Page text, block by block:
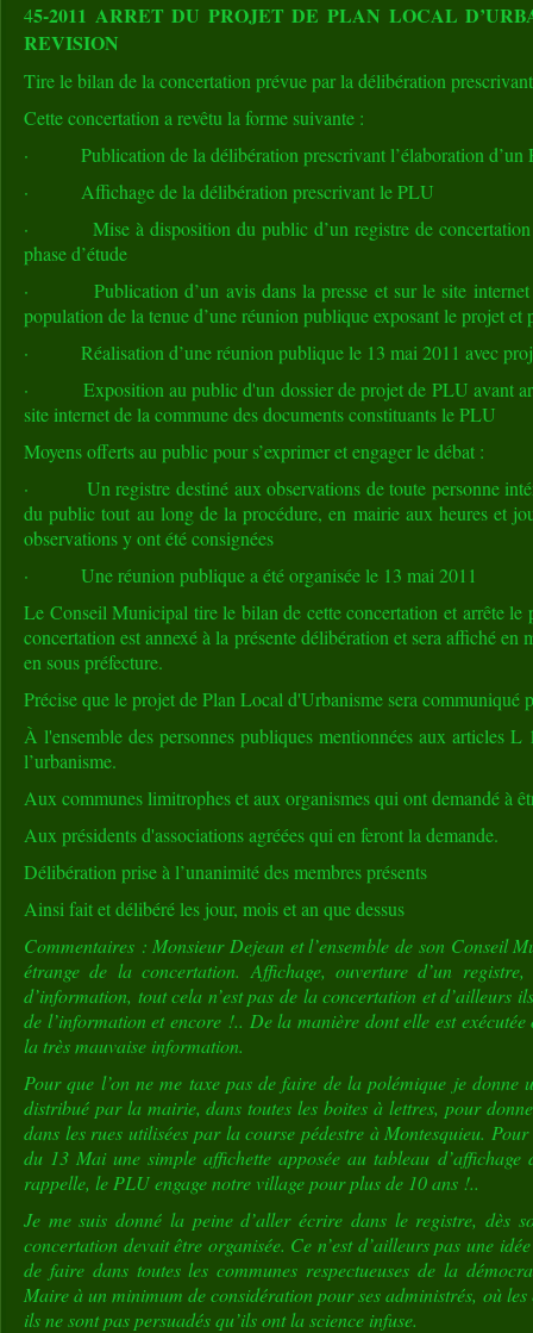
45-2011 ARRET DU PROJET DE PLAN LOCAL
REVISION
Tire le bilan de la concertation prévue par la délibération
Cette concertation a revêtu la forme suivante :
· Publication de la délibération prescrivant l’élaboration d’un
· Affichage de la délibération prescrivant le PLU
· Mise à disposition du public d’un registre de concertation
phase d’étude
· Publication d’un avis dans la presse et sur le site internet
population de la tenue d’une réunion publique exposant le projet et
· Réalisation d’une réunion publique le 13 mai 2011 avec
· Exposition au public d'un dossier de projet de PLU avant
site internet de la commune des documents constituants le PLU
Moyens offerts au public pour s’exprimer et engager le débat :
· Un registre destiné aux observations de toute personne
du public tout au long de la procédure, en mairie aux heures et
observations y ont été consignées
· Une réunion publique a été organisée le 13 mai 2011
Le Conseil Municipal tire le bilan de cette concertation et arrête
concertation est annexé à la présente délibération et sera affiché en
en sous préfecture.
Précise que le projet de Plan Local d'Urbanisme sera communiqué
À l'ensemble des personnes publiques mentionnées aux articles
l’urbanisme.
Aux communes limitrophes et aux organismes qui ont demandé à
Aux présidents d'associations agréées qui en feront la demande.
Délibération prise à l’unanimité des membres présents
Ainsi fait et délibéré les jour, mois et an que dessus
Commentaires : Monsieur Dejean et l’ensemble de son Conseil
étrange de la concertation. Affichage, ouverture d’un
d’information, tout cela n’est pas de la concertation et d’ailleurs
de l’information et encore !.. De la manière dont elle est
la très mauvaise information.
Pour que l’on ne me taxe pas de faire de la polémique je donne
distribué par la mairie, dans toutes les boites à lettres, pour
dans les rues utilisées par la course pédestre à Montesquieu.
du 13 Mai une simple affichette apposée au tableau
rappelle, le PLU engage notre village pour plus de 10 ans !..
Je me suis donné la peine d’aller écrire dans le registre, dès
concertation devait être organisée. Ce n’est d’ailleurs pas une
de faire dans toutes les communes respectueuses de la
Maire à un minimum de considération pour ses administrés, où les
ils ne sont pas persuadés qu’ils ont la science infuse.